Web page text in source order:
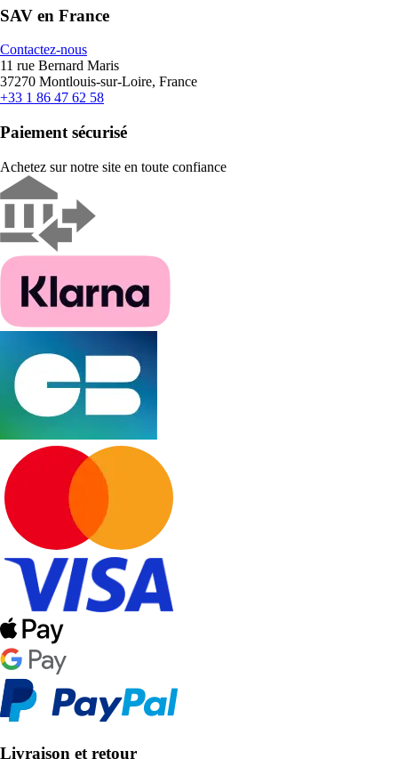
SAV en France
Contactez-nous
11 rue Bernard Maris
37270 Montlouis-sur-Loire, France
+33 1 86 47 62 58
Paiement sécurisé
Achetez sur notre site en toute confiance
Livraison et retour